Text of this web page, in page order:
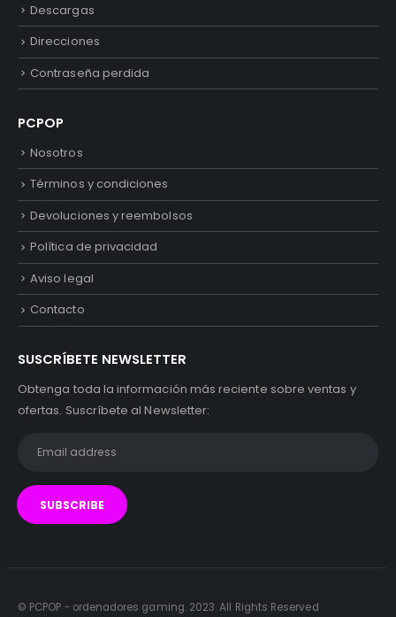
Descargas
Direcciones
Contraseña perdida
PCPOP
Nosotros
Términos y condiciones
Devoluciones y reembolsos
Política de privacidad
Aviso legal
Contacto
SUSCRÍBETE NEWSLETTER
Obtenga toda la información más reciente sobre ventas y
ofertas. Suscríbete al Newsletter:
© PCPOP - ordenadores gaming. 2023. All Rights Reserved